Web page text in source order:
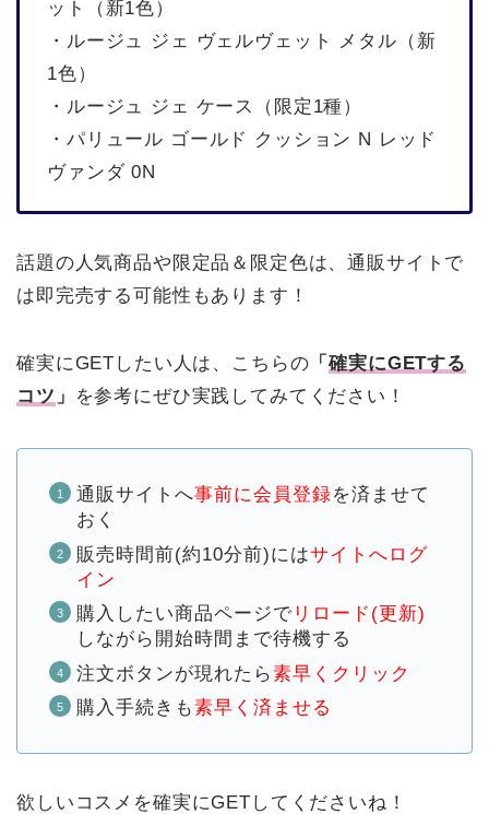
ット（新1色）
・ルージュ ジェ ヴェルヴェット メタル（新
1色）
・ルージュ ジェ ケース（限定1種）
・パリュール ゴールド クッション N レッド
ヴァンダ 0N
話題の人気商品や限定品＆限定色は、通販サイトで
は即完売する可能性もあります！
確実にGETしたい人は、こちらの 「確実にGETする
コツ 」 を参考にぜひ実践してみてください！
通販サイトへ事前に会員登録を済ませて
おく
販売時間前(約10分前)にはサイトへログ
イン
購入したい商品ページで リロード(更新)
しながら開始時間まで待機する
注文ボタンが現れたら素早くクリック
購入手続きも素早く済ませる
欲しいコスメを確実にGETしてくださいね！